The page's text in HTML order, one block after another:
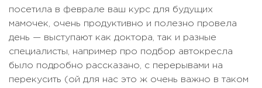
посетила в феврале ваш курс для будущих
мамочек, очень продуктивно и полезно провела
день — выступают как доктора, так и разные
специалисты, например про подбор автокресла
было подробно рассказано, с перерывами на
перекусить (ой для нас это ж очень важно в таком